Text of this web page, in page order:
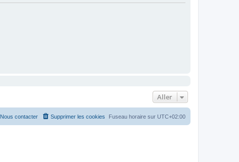
Aller
Fuseau horaire sur UTC+02:00
Supprimer les cookies
Nous contacter